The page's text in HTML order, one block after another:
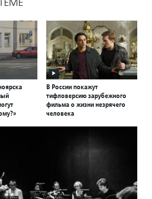
В России покажут
тифловерсию зарубежного
фильма о жизни незрячего
человека